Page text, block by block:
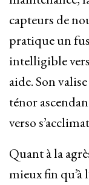
capteurs de
pratique un
intelligible
aide. Son
ténor
verso
Quant à la
mieux fin qu’à